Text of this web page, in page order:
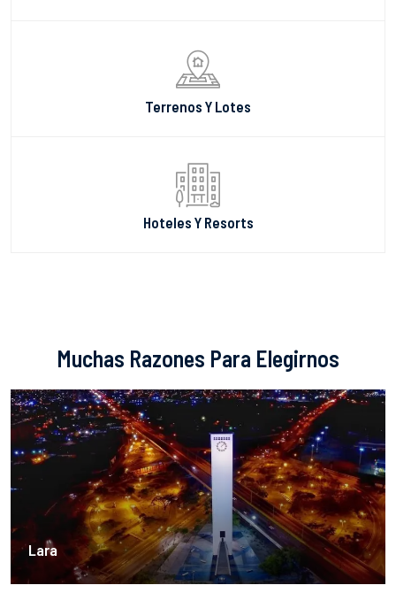
Terrenos Y Lotes
Hoteles Y Resorts
Muchas Razones Para Elegirnos
Lara